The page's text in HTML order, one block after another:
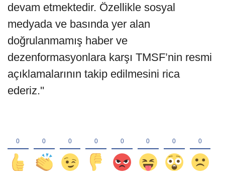
devam etmektedir. Özellikle sosyal
medyada ve basında yer alan
doğrulanmamış haber ve
dezenformasyonlara karşı TMSF’nin resmi
açıklamalarının takip edilmesini rica
ederiz.''